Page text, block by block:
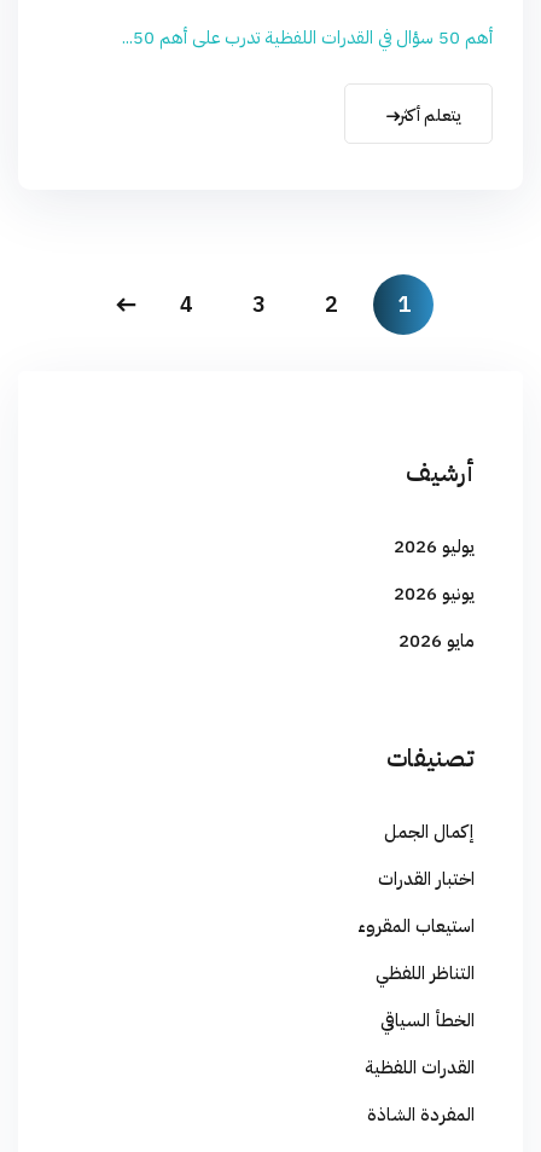
أهم 50 سؤال في القدرات اللفظية تدرب على أهم 50...
يتعلم أكثر
1
2
3
4
أرشيف
يوليو 2026
يونيو 2026
مايو 2026
تصنيفات
إكمال الجمل
اختبار القدرات
استيعاب المقروء
التناظر اللفظي
الخطأ السياقي
القدرات اللفظية
المفردة الشاذة